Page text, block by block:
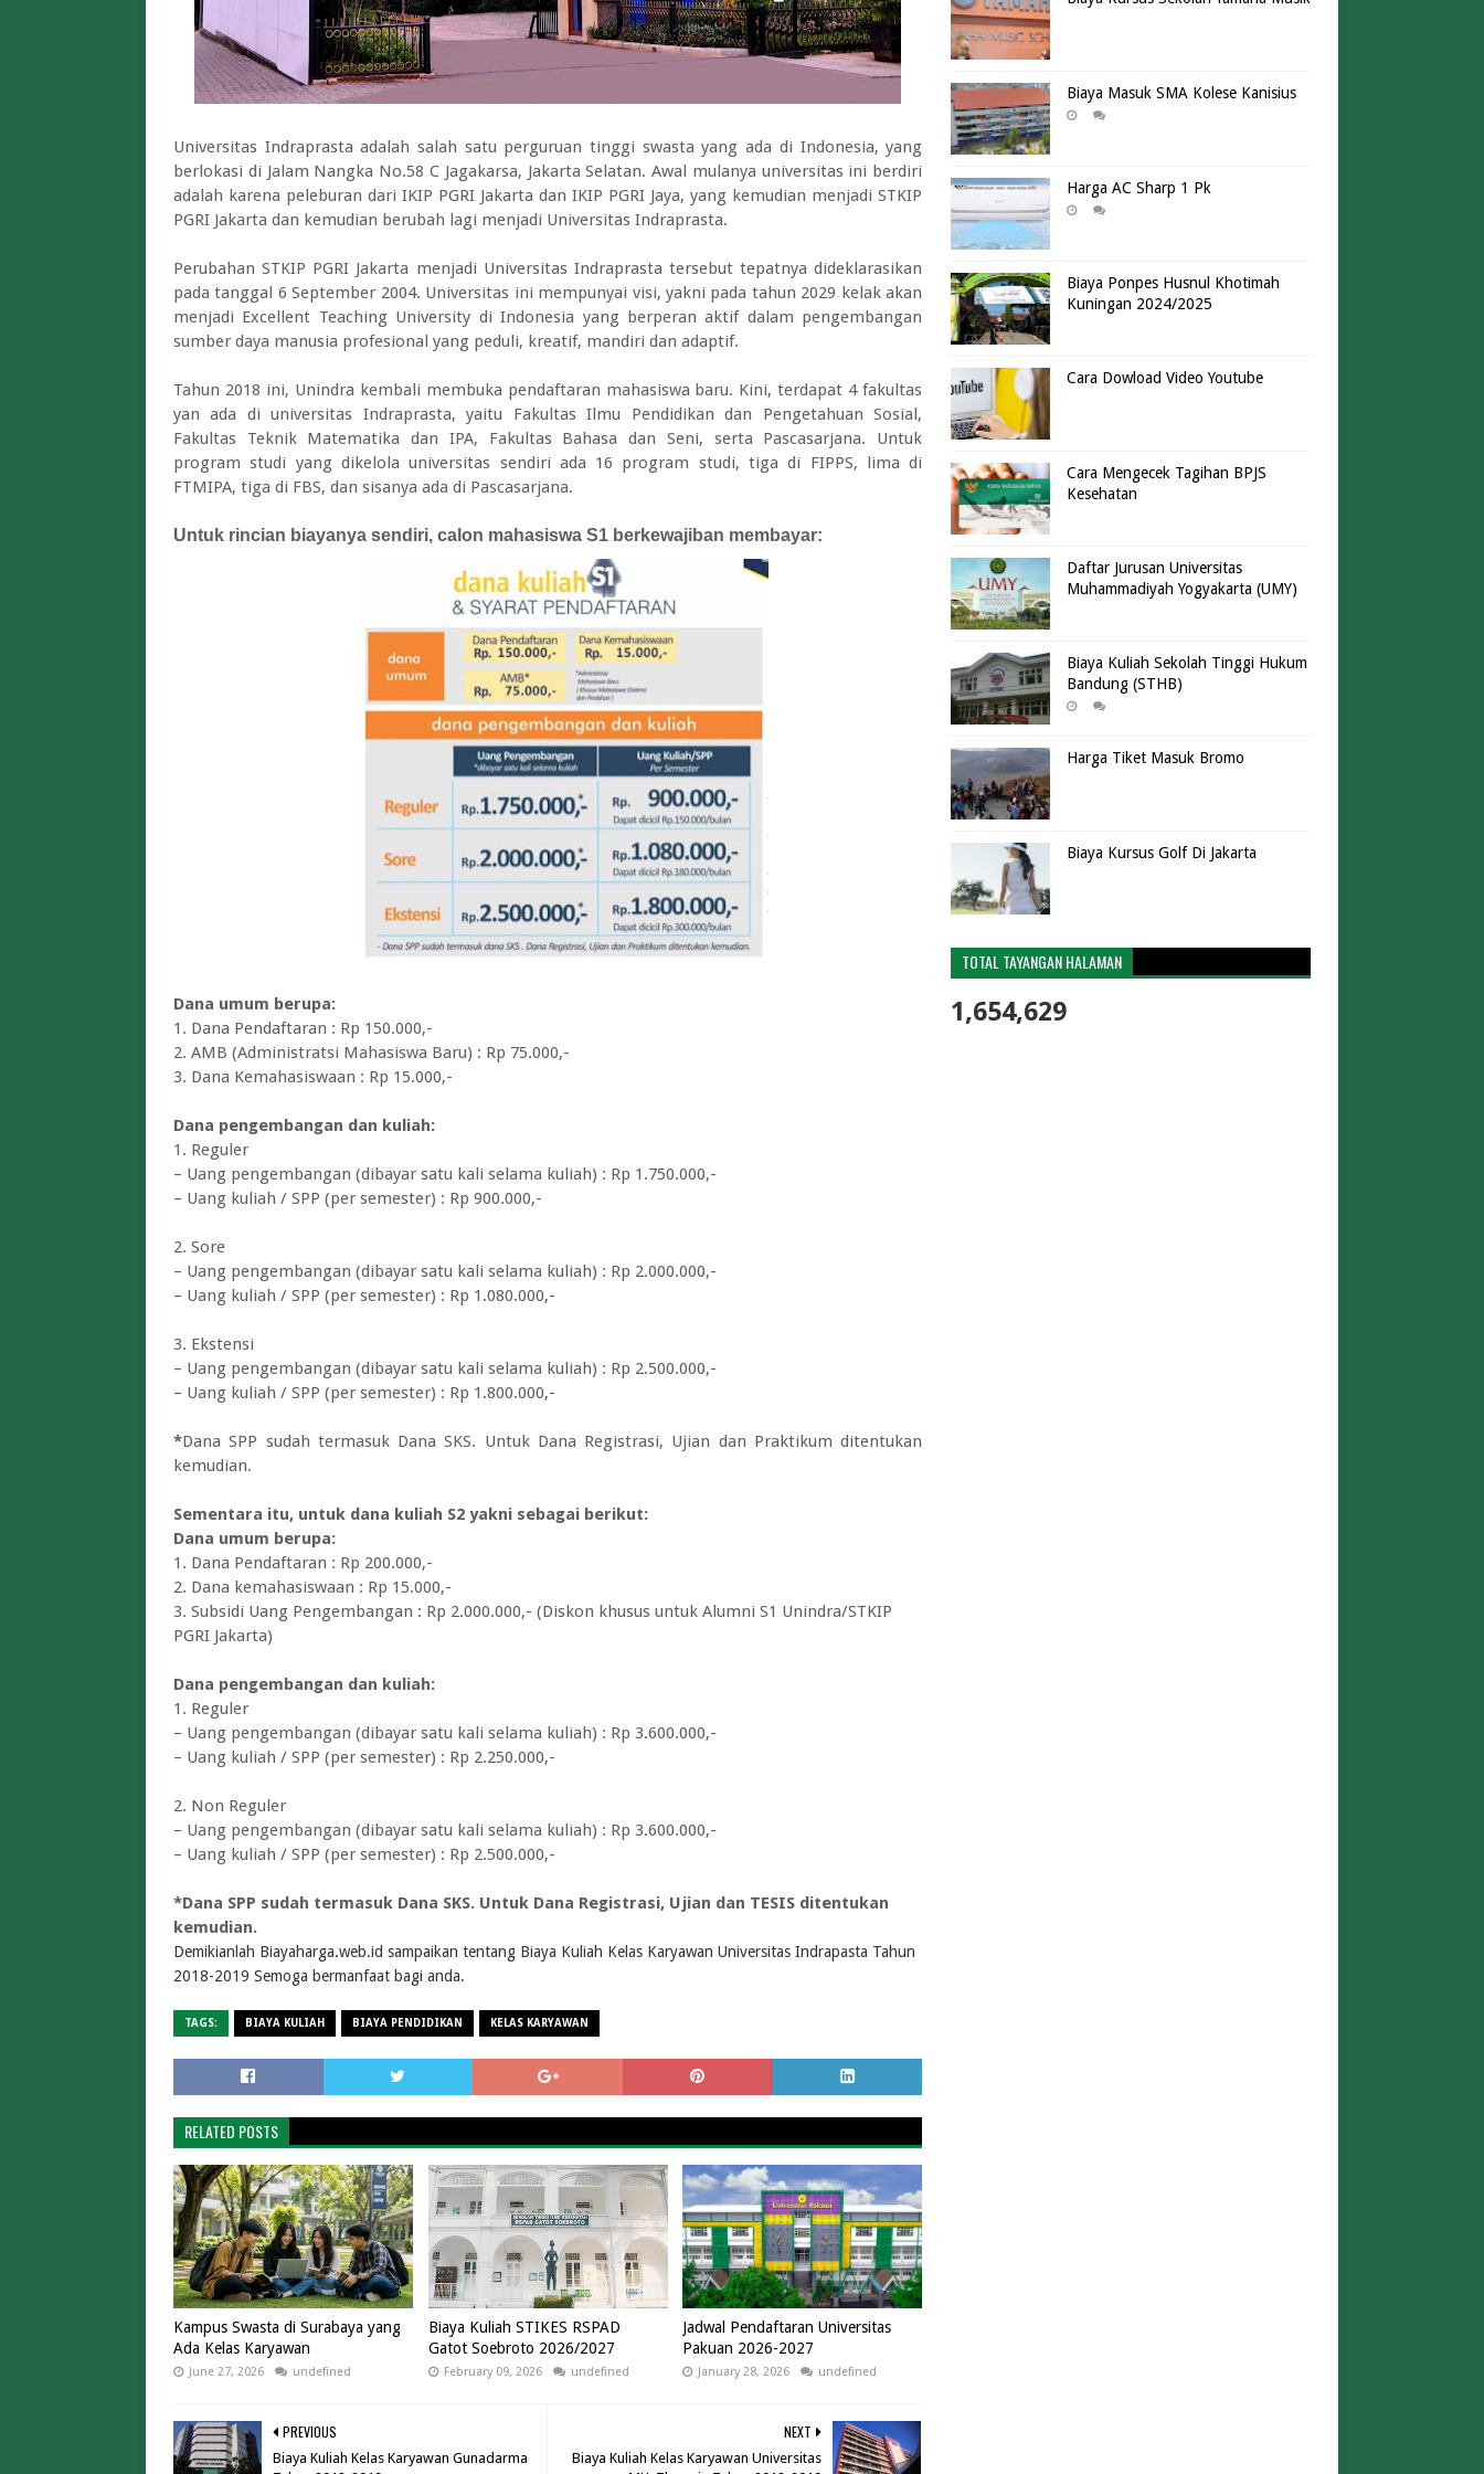
Universitas Indraprasta adalah salah satu perguruan tinggi swasta yang ada di Indonesia, yang
berlokasi di Jalam Nangka No.58 C Jagakarsa, Jakarta Selatan. Awal mulanya universitas ini berdiri
adalah karena peleburan dari IKIP PGRI Jakarta dan IKIP PGRI Jaya, yang kemudian menjadi STKIP
PGRI Jakarta dan kemudian berubah lagi menjadi Universitas Indraprasta.
Perubahan STKIP PGRI Jakarta menjadi Universitas Indraprasta tersebut tepatnya dideklarasikan
pada tanggal 6 September 2004. Universitas ini mempunyai visi, yakni pada tahun 2029 kelak akan
menjadi Excellent Teaching University di Indonesia yang berperan aktif dalam pengembangan
sumber daya manusia profesional yang peduli, kreatif, mandiri dan adaptif.
Tahun 2018 ini, Unindra kembali membuka pendaftaran mahasiswa baru. Kini, terdapat 4 fakultas
yan ada di universitas Indraprasta, yaitu Fakultas Ilmu Pendidikan dan Pengetahuan Sosial,
Fakultas Teknik Matematika dan IPA, Fakultas Bahasa dan Seni, serta Pascasarjana. Untuk
program studi yang dikelola universitas sendiri ada 16 program studi, tiga di FIPPS, lima di
FTMIPA, tiga di FBS, dan sisanya ada di Pascasarjana.
Untuk rincian biayanya sendiri, calon mahasiswa S1 berkewajiban membayar:
Dana umum berupa:
1. Dana Pendaftaran : Rp 150.000,-
2. AMB (Administratsi Mahasiswa Baru) : Rp 75.000,-
3. Dana Kemahasiswaan : Rp 15.000,-
Dana pengembangan dan kuliah:
1. Reguler
– Uang pengembangan (dibayar satu kali selama kuliah) : Rp 1.750.000,-
– Uang kuliah / SPP (per semester) : Rp 900.000,-
2. Sore
– Uang pengembangan (dibayar satu kali selama kuliah) : Rp 2.000.000,-
– Uang kuliah / SPP (per semester) : Rp 1.080.000,-
3. Ekstensi
– Uang pengembangan (dibayar satu kali selama kuliah) : Rp 2.500.000,-
– Uang kuliah / SPP (per semester) : Rp 1.800.000,-
*Dana SPP sudah termasuk Dana SKS. Untuk Dana Registrasi, Ujian dan Praktikum ditentukan
kemudian.
Sementara itu, untuk dana kuliah S2 yakni sebagai berikut:
Dana umum berupa:
1. Dana Pendaftaran : Rp 200.000,-
2. Dana kemahasiswaan : Rp 15.000,-
3. Subsidi Uang Pengembangan : Rp 2.000.000,- (Diskon khusus untuk Alumni S1 Unindra/STKIP
PGRI Jakarta)
Dana pengembangan dan kuliah:
1. Reguler
– Uang pengembangan (dibayar satu kali selama kuliah) : Rp 3.600.000,-
– Uang kuliah / SPP (per semester) : Rp 2.250.000,-
2. Non Reguler
– Uang pengembangan (dibayar satu kali selama kuliah) : Rp 3.600.000,-
– Uang kuliah / SPP (per semester) : Rp 2.500.000,-
*Dana SPP sudah termasuk Dana SKS. Untuk Dana Registrasi, Ujian dan TESIS ditentukan
kemudian.
Demikianlah Biayaharga.web.id sampaikan tentang Biaya Kuliah Kelas Karyawan Universitas Indrapasta Tahun
2018-2019 Semoga bermanfaat bagi anda.
TAGS: BIAYA KULIAH BIAYA PENDIDIKAN KELAS KARYAWAN
RELATED POSTS
Kampus Swasta di Surabaya yang
Ada Kelas Karyawan
June 27, 2026 undefined
Biaya Kuliah STIKES RSPAD
Gatot Soebroto 2026/2027
February 09, 2026 undefined
Jadwal Pendaftaran Universitas
Pakuan 2026-2027
January 28, 2026 undefined
NEXT
Biaya Kuliah Kelas Karyawan Universitas
PREVIOUS
Biaya Kuliah Kelas Karyawan Gunadarma
Biaya Masuk SMA Kolese Kanisius
Harga AC Sharp 1 Pk
Biaya Ponpes Husnul Khotimah
Kuningan 2024/2025
Cara Dowload Video Youtube
Cara Mengecek Tagihan BPJS
Kesehatan
Daftar Jurusan Universitas
Muhammadiyah Yogyakarta (UMY)
Biaya Kuliah Sekolah Tinggi Hukum
Bandung (STHB)
Harga Tiket Masuk Bromo
Biaya Kursus Golf Di Jakarta
TOTAL TAYANGAN HALAMAN
1,654,629